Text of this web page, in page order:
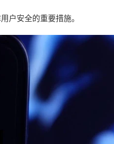
户安全的重要措施。